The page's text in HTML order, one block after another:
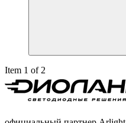
Item 1 of 2